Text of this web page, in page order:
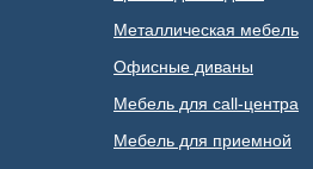
Металлическая мебель
Офисные диваны
Мебель для call-центра
Мебель для приемной